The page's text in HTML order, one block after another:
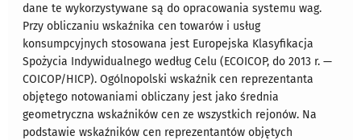
dane te wykorzystywane są do opracowania systemu wag.
Przy obliczaniu wskaźnika cen towarów i usług
konsumpcyjnych stosowana jest Europejska Klasyfikacja
Spożycia Indywidualnego według Celu (ECOICOP, do 2013 r. —
COICOP/HICP). Ogólnopolski wskaźnik cen reprezentanta
objętego notowaniami obliczany jest jako średnia
geometryczna wskaźników cen ze wszystkich rejonów. Na
podstawie wskaźników cen reprezentantów objętych